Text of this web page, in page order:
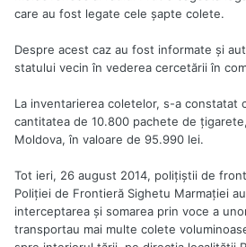
care au fost legate cele şapte colete.
Despre acest caz au fost informate şi
statului vecin în vederea cercetării în
La inventarierea coletelor, s-a constatat
cantitatea de 10.800 pachete de
Moldova, în valoare de 95.990 lei.
Tot ieri, 26 august 2014, poliţiştii de
Poliţiei de Frontieră Sighetu Marmaţiei
interceptarea şi somarea prin voce a
transportau mai multe colete